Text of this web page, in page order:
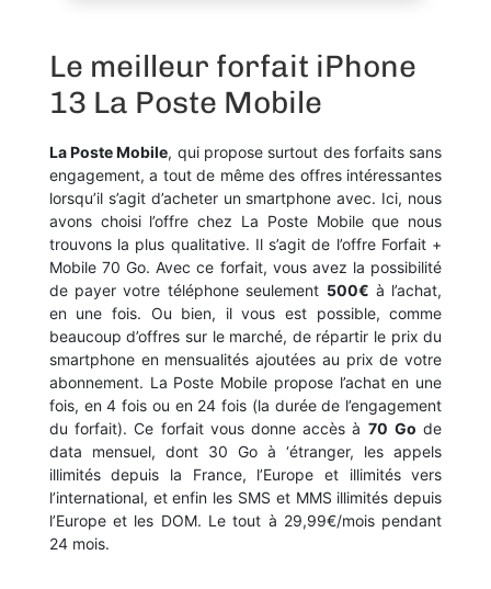
Le meilleur forfait iPhone
13 La Poste Mobile
La Poste Mobile, qui propose surtout des forfaits sans
engagement, a tout de même des offres intéressantes
lorsqu’il s’agit d’acheter un smartphone avec. Ici, nous
avons choisi l’offre chez La Poste Mobile que nous
trouvons la plus qualitative. Il s’agit de l’offre Forfait +
Mobile 70 Go. Avec ce forfait, vous avez la possibilité
de payer votre téléphone seulement 500€ à l’achat,
en une fois. Ou bien, il vous est possible, comme
beaucoup d’offres sur le marché, de répartir le prix du
smartphone en mensualités ajoutées au prix de votre
abonnement. La Poste Mobile propose l’achat en une
fois, en 4 fois ou en 24 fois (la durée de l’engagement
du forfait). Ce forfait vous donne accès à 70 Go de
data mensuel, dont 30 Go à ‘étranger, les appels
illimités depuis la France, l’Europe et illimités vers
l’international, et enfin les SMS et MMS illimités depuis
l’Europe et les DOM. Le tout à 29,99€/mois pendant
24 mois.